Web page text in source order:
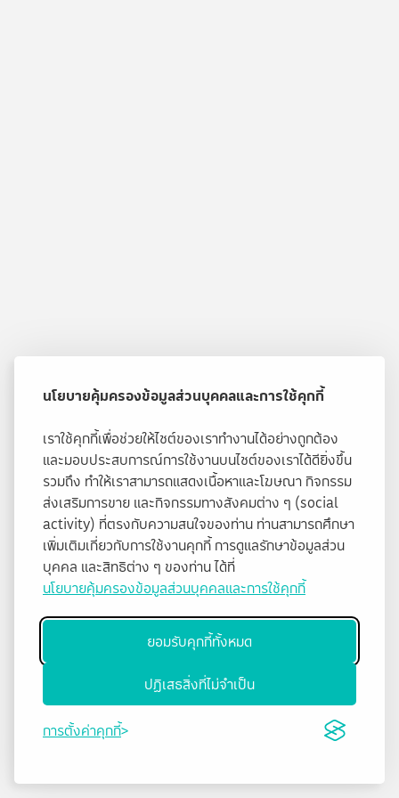
นโยบายคุ้มครองข้อมูลส่วนบุคคลและการใช้คุกกี้
เราใช้คุกกี้เพื่อช่วยให้ไซต์ของเราทำงานได้อย่างถูกต้อง
และมอบประสบการณ์การใช้งานบนไซต์ของเราได้ดียิ่งขึ้น
รวมถึง ทำให้เราสามารถแสดงเนื้อหาและโฆษณา กิจกรรม
ส่งเสริมการขาย และกิจกรรมทางสังคมต่าง ๆ (social
activity) ที่ตรงกับความสนใจของท่าน ท่านสามารถศึกษา
เพิ่มเติมเกี่ยวกับการใช้งานคุกกี้ การดูแลรักษาข้อมูลส่วน
บุคคล และสิทธิต่าง ๆ ของท่าน ได้ที่
นโยบายคุ้มครองข้อมูลส่วนบุคคลและการใช้คุกกี้
ยอมรับคุกกี้ทั้งหมด
ปฏิเสธสิ่งที่ไม่จำเป็น
การตั้งค่าคุกกี้